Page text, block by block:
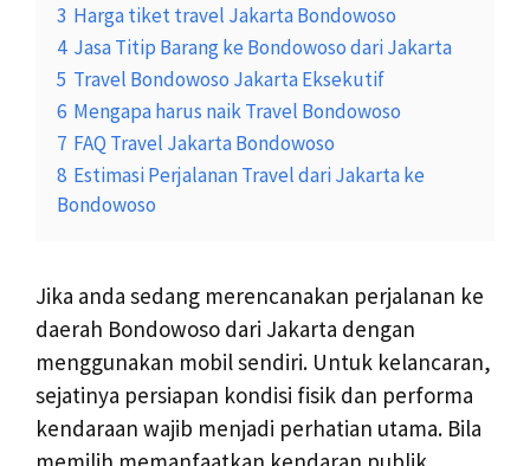
3 Harga tiket travel Jakarta Bondowoso
4 Jasa Titip Barang ke Bondowoso dari Jakarta
5 Travel Bondowoso Jakarta Eksekutif
6 Mengapa harus naik Travel Bondowoso
7 FAQ Travel Jakarta Bondowoso
8 Estimasi Perjalanan Travel dari Jakarta ke
Bondowoso
Jika anda sedang merencanakan perjalanan ke
daerah Bondowoso dari Jakarta dengan
menggunakan mobil sendiri. Untuk kelancaran,
sejatinya persiapan kondisi fisik dan performa
kendaraan wajib menjadi perhatian utama. Bila